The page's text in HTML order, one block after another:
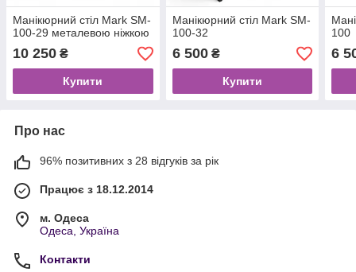
Манікюрний стіл Mark SM-
100-29 металевою ніжкою
10 250 ₴
Купити
Манікюрний стіл Mark SM-
100-32
6 500₴
Купити
100
6
Про нас
96% позитивних з 28 відгуків за рік
Працює з 18.12.2014
м. Одеса
Одеса, Україна
Контакти